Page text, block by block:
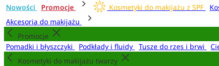
Nowości
Promocje Kosmetyki do makijażu z SPF
Akcesoria do makijażu
Promocje
Pomadki i błyszczyki
Podkłady i fluidy Tusze do rzęs i brwi
Kosmetyki do makijażu twarzy